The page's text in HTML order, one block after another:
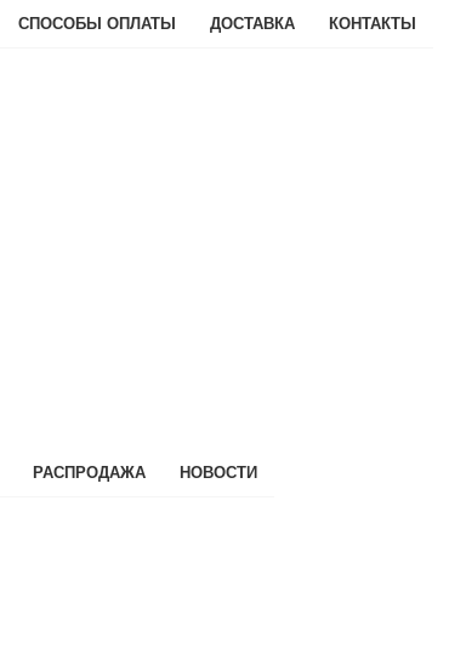
СПОСОБЫ ОПЛАТЫ ДОСТАВКА КОНТАКТЫ
РАСПРОДАЖА НОВОСТИ